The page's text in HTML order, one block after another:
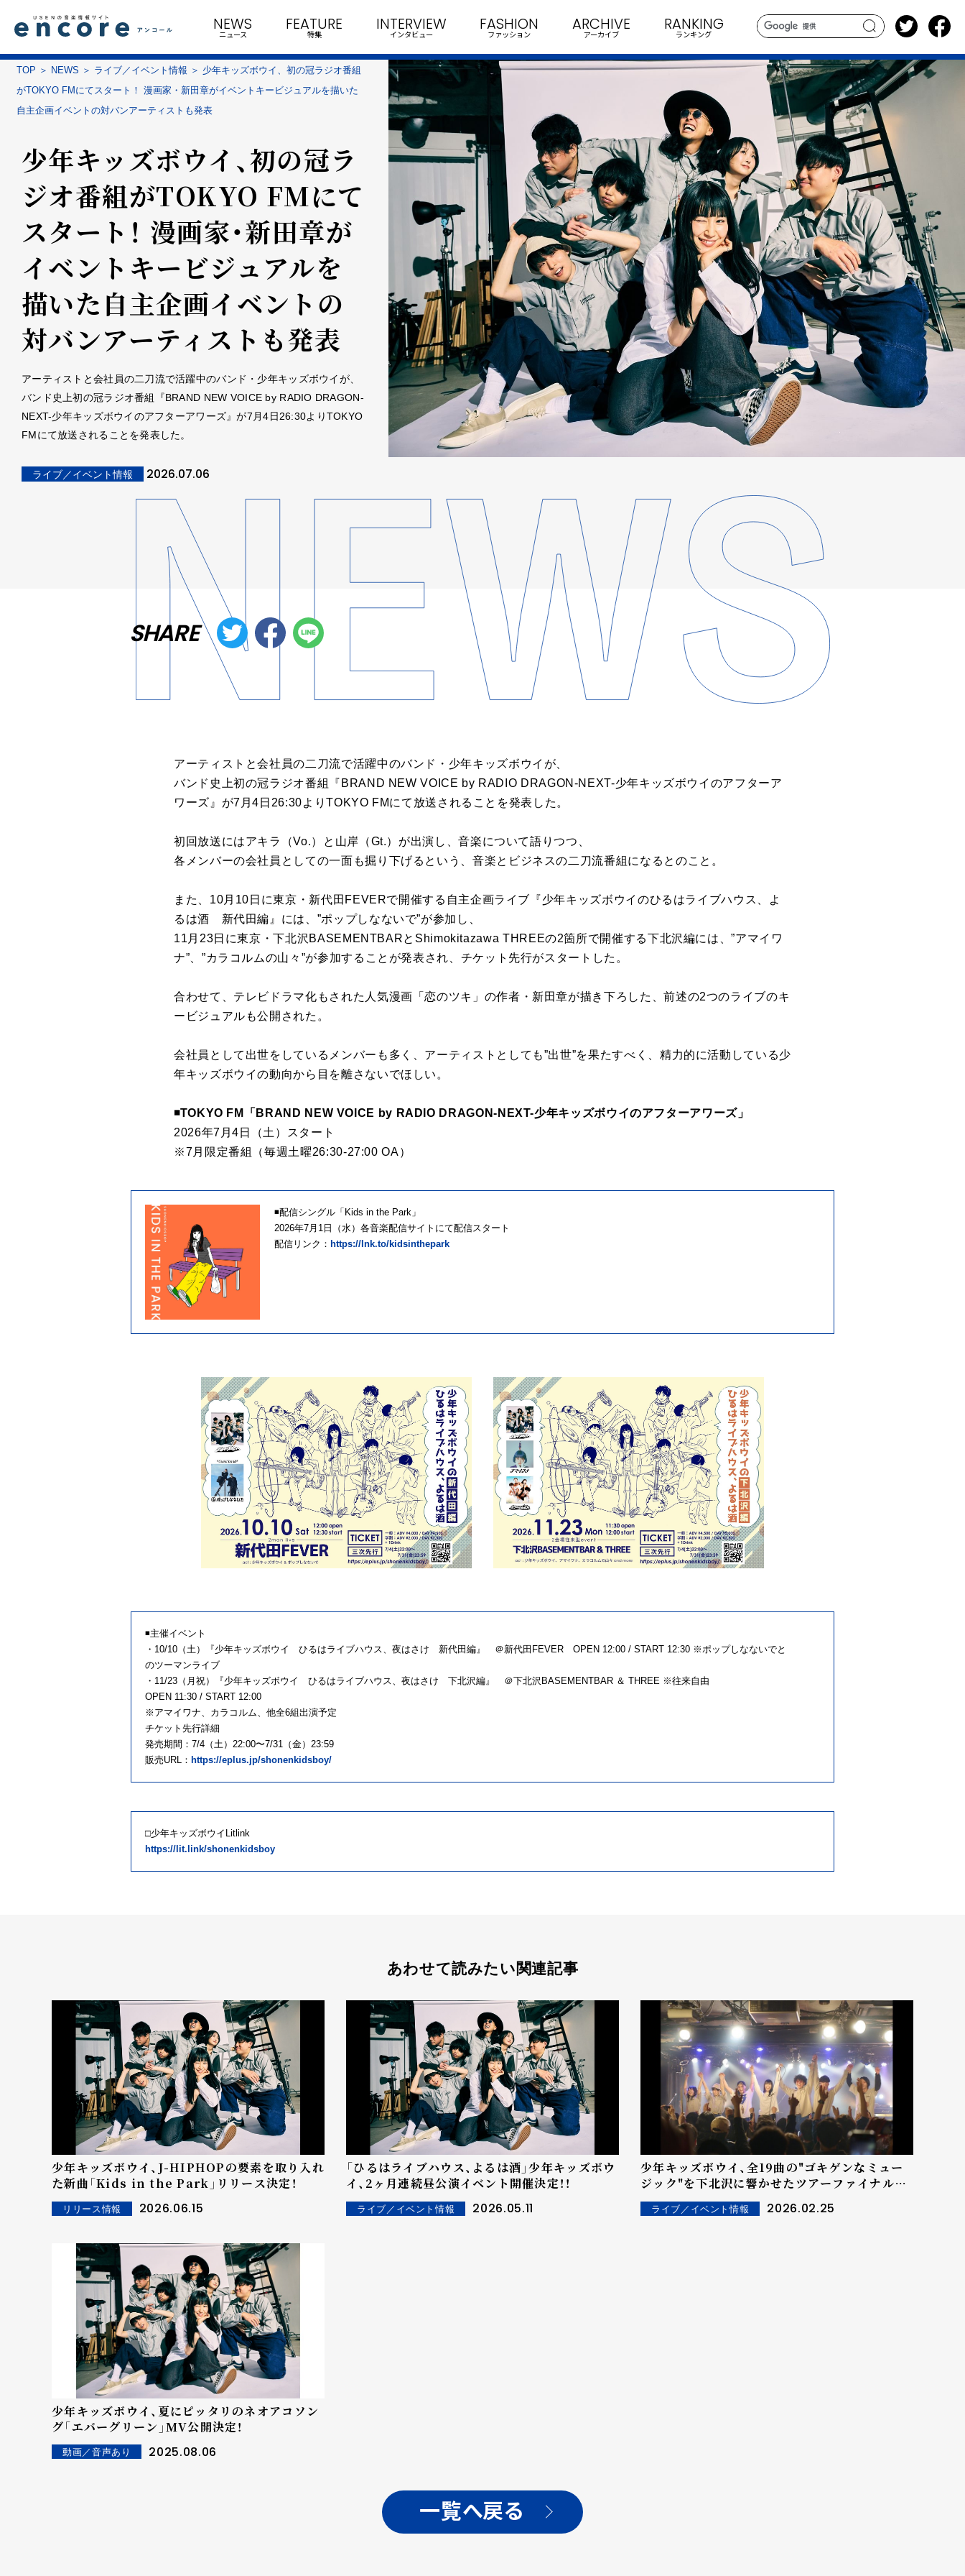
search
NEWS
ニュース
FEATURE
特集
INTERVIEW
インタビュー
FASHION
ファッション
ARCHIVE
アーカイブ
RANKING
ランキング
TOP NEWS ライブ／イベント情報
少年キッズボウイ、初の冠ラジオ番組
がTOKYO FMにてスタート！ 漫画家・新田章がイベントキービジュアルを描いた
自主企画イベントの対バンアーティストも発表
少年キッズボウイ、初の冠ラ
ジオ番組がTOKYO FMにて
スタート！ 漫画家・新田章が
イベントキービジュアルを
描いた自主企画イベントの
対バンアーティストも発表
アーティストと会社員の二刀流で活躍中のバンド・少年キッズボウイが、
バンド史上初の冠ラジオ番組『BRAND NEW VOICE by RADIO DRAGON-
NEXT-少年キッズボウイのアフターアワーズ』が7月4日26:30よりTOKYO
FMにて放送されることを発表した。
ライブ／イベント情報 2026.07.06
SHARE
アーティストと会社員の二刀流で活躍中のバンド・少年キッズボウイが、
バンド史上初の冠ラジオ番組『BRAND NEW VOICE by RADIO DRAGON-NEXT-少年キッズボウイのアフターア
ワーズ』が7月4日26:30よりTOKYO FMにて放送されることを発表した。
初回放送にはアキラ（Vo.）と山岸（Gt.）が出演し、音楽について語りつつ、
各メンバーの会社員としての一面も掘り下げるという、音楽とビジネスの二刀流番組になるとのこと。
また、10月10日に東京・新代田FEVERで開催する自主企画ライブ『少年キッズボウイのひるはライブハウス、よ
るは酒 新代田編』には、”ポップしなないで”が参加し、
11月23日に東京・下北沢BASEMENTBARとShimokitazawa THREEの2箇所で開催する下北沢編には、”アマイワ
ナ”、”カラコルムの山々”が参加することが発表され、チケット先行がスタートした。
合わせて、テレビドラマ化もされた人気漫画「恋のツキ」の作者・新田章が描き下ろした、前述の2つのライブのキ
ービジュアルも公開された。
会社員として出世をしているメンバーも多く、アーティストとしても”出世”を果たすべく、精力的に活動している少
年キッズボウイの動向から目を離さないでほしい。
◾️TOKYO FM「BRAND NEW VOICE by RADIO DRAGON-NEXT-少年キッズボウイのアフターアワーズ」
2026年7月4日（土）スタート
※7月限定番組（毎週土曜26:30-27:00 OA）
◾️配信シングル「Kids in the Park」
2026年7月1日（水）各音楽配信サイトにて配信スタート
配信リンク： https://lnk.to/kidsinthepark
◾️主催イベント
・10/10（土）『少年キッズボウイ ひるはライブハウス、夜はさけ 新代田編』 ＠新代田FEVER OPEN 12:00 / START 12:30 ※ポップしなないでと
のツーマンライブ
・11/23（月祝）『少年キッズボウイ ひるはライブハウス、夜はさけ 下北沢編』 ＠下北沢BASEMENTBAR ＆ THREE ※往来自由
OPEN 11:30 / START 12:00
※アマイワナ、カラコルム、他全6組出演予定
チケット先行詳細
発売期間：7/4（土）22:00〜7/31（金）23:59
販売URL： https://eplus.jp/shonenkidsboy/
□少年キッズボウイLitlink
https://lit.link/shonenkidsboy
あわせて読みたい関連記事
少年キッズボウイ、J-HIPHOPの要素を取り入れ
た新曲「Kids in the Park」リリース決定！
リリース情報 2026.06.15
「ひるはライブハウス、よるは酒」少年キッズボウ
イ、2ヶ月連続昼公演イベント開催決定！！
ライブ／イベント情報 2026.05.11
少年キッズボウイ、全19曲の"ゴキゲンなミュー
ジック"を下北沢に響かせたツアーファイナルが
大団円！ 中野を舞台に自主企画"お祭り"を開催発
表！ライブ／イベント情報 2026.02.25
少年キッズボウイ、夏にピッタリのネオアコソン
グ「エバーグリーン」MV公開決定！
動画／音声あり 2025.08.06
一覧へ戻る